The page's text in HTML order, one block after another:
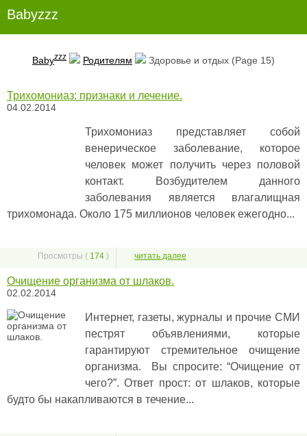
Babyzzz
Babyzzz Родителям Здоровье и отдых (Page 15)
Трихомониаз: признаки и лечение.
04.02.2014
Трихомониаз представляет собой
венерическое заболевание, которое
человек может получить через половой
контакт. Возбудителем данного
заболевания является влагалищная
трихомонада. Около 175 миллионов человек ежегодно...
Просмотры ( 174 ) читать далее
Очищение организма от шлаков.
02.02.2014
Интернет, газеты, журналы и прочие СМИ
пестрят объявлениями, которые
гарантируют стремительное очищение
организма. Вы спросите: “Очищение от
чего?”. Ответ прост: от шлаков, которые
будто бы накапливаются в течение...